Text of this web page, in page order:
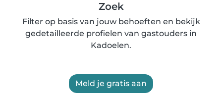
Zoek
Filter op basis van jouw behoeften en bekijk
gedetailleerde profielen van gastouders in
Kadoelen.
Meld je gratis aan